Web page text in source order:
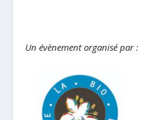
Un évènement organisé par :